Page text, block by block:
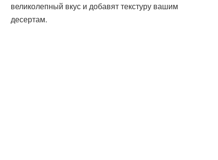
великолепный вкус и добавят текстуру вашим
десертам.